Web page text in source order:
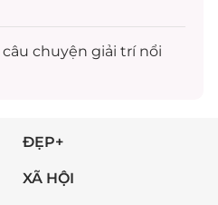
chuyện giải trínổi
ĐẸP+
XÃ HỘI